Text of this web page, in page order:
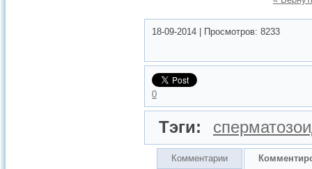
18-09-2014 Просмотров: 8233
0
Тэги:
Комментарии